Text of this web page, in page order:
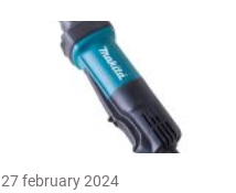
27 february 2024